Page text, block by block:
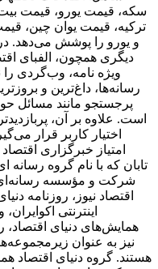
سکه، قیمت یورو، قیمت
ترکیه، قیمت یوان چین،
و یورو را پوشش می‌دهد.
دیگری همچون، الفبای
ویژه نامه، وب‌گردی را
رسانه‌ها، داغ‌ترین و
پرجستجو مانند مسائل
است. علاوه بر آن،
اختیار کاربر قرار
امتیاز خبرگزاری
تابان که با نام گروه رسانه
شرکت و مؤسسه رسانه‌ای
اقتصاد نیوز، روزنامه
اینترنتی
همایش‌های دنیای اقتصاد،
نیز به عنوان
هستند. گروه دنیای اقتصاد